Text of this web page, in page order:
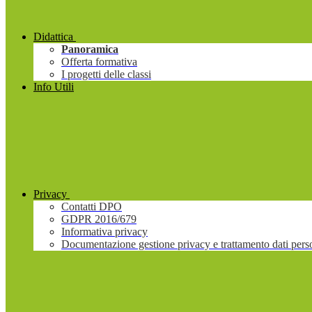
Didattica
Panoramica
Offerta formativa
I progetti delle classi
Info Utili
Privacy
Contatti DPO
GDPR 2016/679
Informativa privacy
Documentazione gestione privacy e trattamento dati